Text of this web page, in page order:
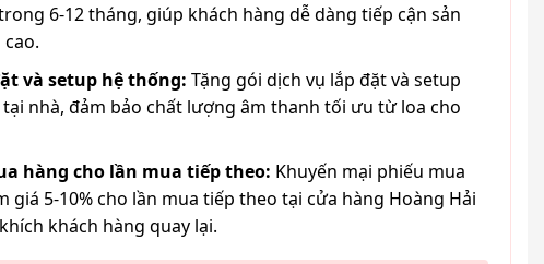
6-12 tháng, giúp khách hàng dễ dàng tiếp cận sản
và setup hệ thống: Tặng gói dịch vụ lắp đặt và setup
nhà, đảm bảo chất lượng âm thanh tối ưu từ loa cho
hàng cho lần mua tiếp theo: Khuyến mại phiếu mua
giá 5-10% cho lần mua tiếp theo tại cửa hàng Hoàng Hải
khách hàng quay lại.